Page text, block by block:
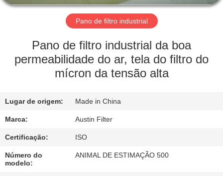
EXCURSÃO
FÁBRICA
CONTROLE
QUALIDADE
CONTACTE-
NOS
Pano de filtro industrial
Pano de filtro industrial da boa
permeabilidade do ar, tela do filtro do
mícron da tensão alta
Lugar de origem: Made in China
Marca: Austin Filter
Certificação: ISO
Número do
modelo:
ANIMAL DE ESTIMAÇÃO 500